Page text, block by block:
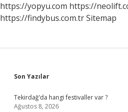
https://yopyu.com https://
https://findybus.com.trSitemap
Sidebar
Son Yazılar
Tekirdağ’da hangi festivaller var ?
Ağustos 8, 2026